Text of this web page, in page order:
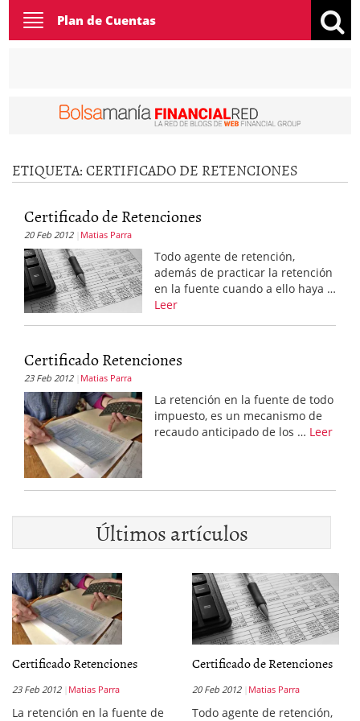
Toggle
navigation
Plan de Cuentas
ETIQUETA:CERTIFICADO DE RETENCIONES
Certificado de Retenciones
20 Feb 2012 Matias Parra
Todo agente de retención,
además de practicar la retención
en la fuente cuando a ello haya …
Leer
Certificado Retenciones
23 Feb 2012 Matias Parra
La retención en la fuente de todo
impuesto, es un mecanismo de
recaudo anticipado de los … Leer
Últimos artículos
Certificado Retenciones
23 Feb 2012 Matias Parra
La retención en la fuente de
Certificado de Retenciones
20 Feb 2012 Matias Parra
Todo agente de retención,